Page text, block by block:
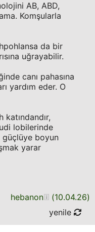
AB, ABD,
Komşularla
da bir
uğrayabilir.
canı pahasına
yardım eder. O
lobilerinde
güçlüye boyun
yarar
hebanon (10.04.26)
yenile